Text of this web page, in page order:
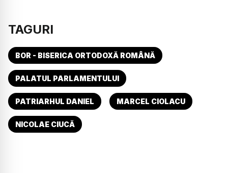
TAGURI
BOR - BISERICA ORTODOXĂ ROMÂNĂ
PALATUL PARLAMENTULUI
PATRIARHUL DANIEL MARCEL CIOLACU
NICOLAE CIUCĂ